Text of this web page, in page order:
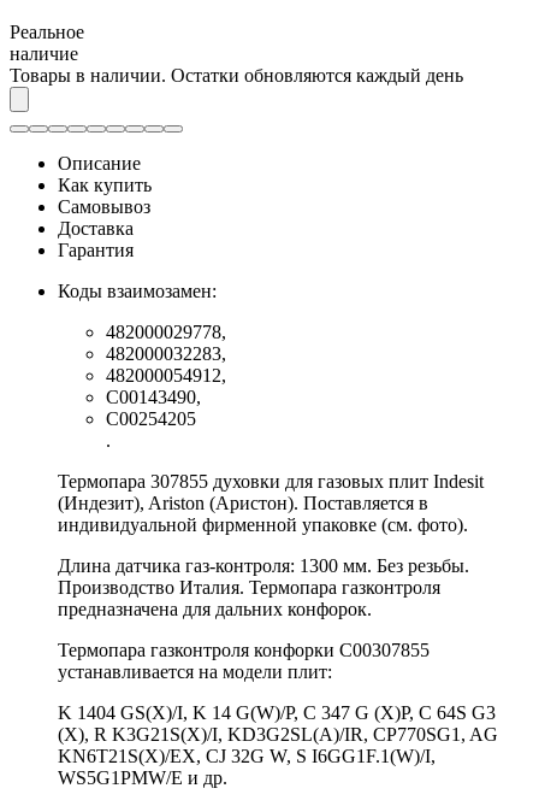
Реальное
наличие
Товары в наличии. Остатки обновляются каждый день
Описание
Как купить
Самовывоз
Доставка
Гарантия
Коды взаимозамен:
482000029778,
482000032283,
482000054912,
C00143490,
C00254205
.
Термопара 307855 духовки для газовых плит Indesit
(Индезит), Ariston (Аристон). Поставляется в
индивидуальной фирменной упаковке (см. фото).
Длина датчика газ-контроля: 1300 мм. Без резьбы.
Производство Италия. Термопара газконтроля
предназначена для дальних конфорок.
Термопара газконтроля конфорки C00307855
устанавливается на модели плит:
K 1404 GS(X)/I, K 14 G(W)/P, C 347 G (X)P, C 64S G3
(X), R K3G21S(X)/I, KD3G2SL(A)/IR, CP770SG1, AG
KN6T21S(X)/EX, CJ 32G W, S I6GG1F.1(W)/I,
WS5G1PMW/E и др.